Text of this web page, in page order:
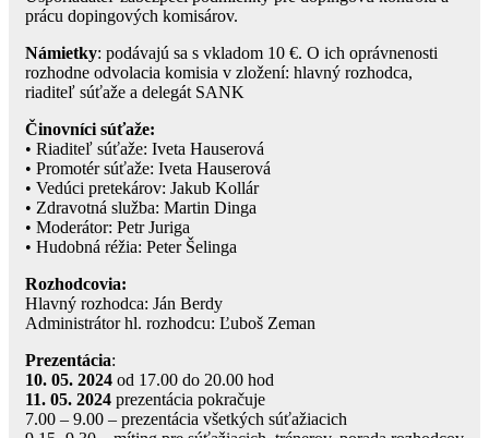
prácu dopingových komisárov.
Námietky: podávajú sa s vkladom 10 €. O ich oprávnenosti
rozhodne odvolacia komisia v zložení: hlavný rozhodca,
riaditeľ súťaže a delegát SANK
Činovníci súťaže:
• Riaditeľ súťaže: Iveta Hauserová
• Promotér súťaže: Iveta Hauserová
• Vedúci pretekárov: Jakub Kollár
• Zdravotná služba: Martin Dinga
• Moderátor: Petr Juriga
• Hudobná réžia: Peter Šelinga
Rozhodcovia:
Hlavný rozhodca: Ján Berdy
Administrátor hl. rozhodcu: Ľuboš Zeman
Prezentácia:
10. 05. 2024 od 17.00 do 20.00 hod
11. 05. 2024 prezentácia pokračuje
7.00 – 9.00 – prezentácia všetkých súťažiacich